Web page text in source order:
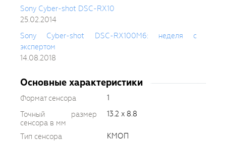
Sony Cyber-shot DSC-RX10
25.02.2014
Sony Cyber-shot DSC-RX100M6: неделя с
экспертом
14.08.2018
Основные характеристики
Формат сенсора
1
Точный размер
сенсора в мм
13.2 x 8.8
Тип сенсора
КМОП